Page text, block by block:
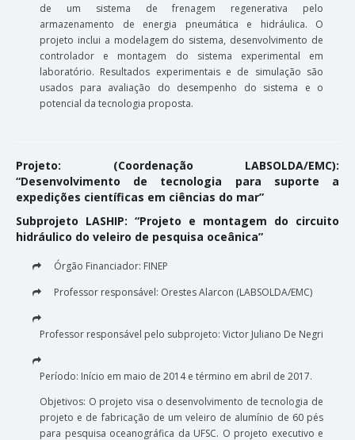
de um sistema de frenagem regenerativa pelo
armazenamento de energia pneumática e hidráulica. O
projeto inclui a modelagem do sistema, desenvolvimento de
controlador e montagem do sistema experimental em
laboratório. Resultados experimentais e de simulação são
usados para avaliação do desempenho do sistema e o
potencial da tecnologia proposta.
Projeto: (Coordenação LABSOLDA/EMC):
“Desenvolvimento de tecnologia para suporte a
expedições científicas em ciências do mar”
Subprojeto LASHIP: “Projeto e montagem do circuito
hidráulico do veleiro de pesquisa oceânica”
Órgão Financiador: FINEP
Professor responsável: Orestes Alarcon (LABSOLDA/EMC)
Professor responsável pelo subprojeto: Victor Juliano De Negri
Período: Início em maio de 2014 e término em abril de 2017.
Objetivos: O projeto visa o desenvolvimento de tecnologia de
projeto e de fabricação de um veleiro de alumínio de 60 pés
para pesquisa oceanográfica da UFSC. O projeto executivo e